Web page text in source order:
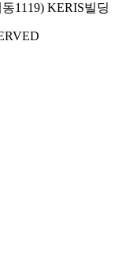
1119) KERIS빌딩